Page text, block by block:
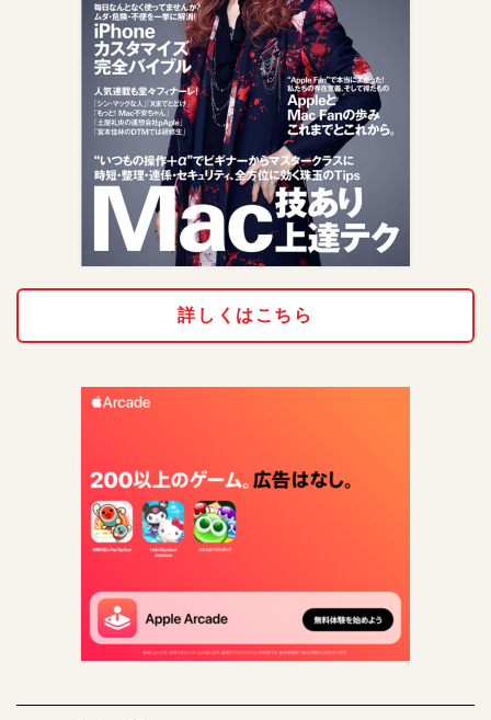
詳しくはこちら